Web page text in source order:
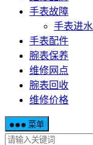
手表故障
手表进水
手表配件
腕表保养
维修网点
腕表回收
维修价格
菜单